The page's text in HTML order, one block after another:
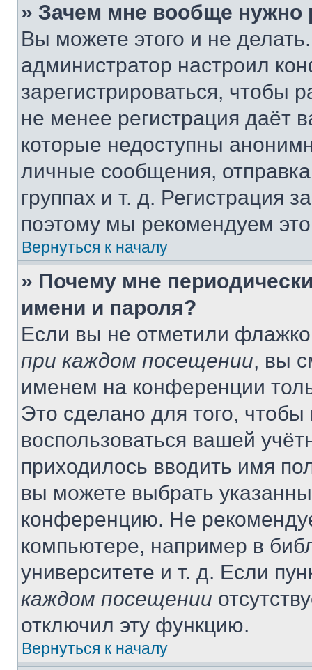
» Зачем мне вообще нужно
Вы можете этого и не
администратор настроил
зарегистрироваться, чтобы
не менее регистрация даёт
которые недоступны
личные сообщения,
группах и т. д. Регистрация
поэтому мы рекомендуем
Вернуться к началу
» Почему мне
имени и пароля?
Если вы не отметили
при каждом посещении, вы
именем на конференции
Это сделано для того, чтобы
воспользоваться вашей
приходилось вводить имя
вы можете выбрать
конференцию. Не
компьютере, например в
университете и т. д. Если
каждом посещении
отключил эту функцию.
Вернуться к началу